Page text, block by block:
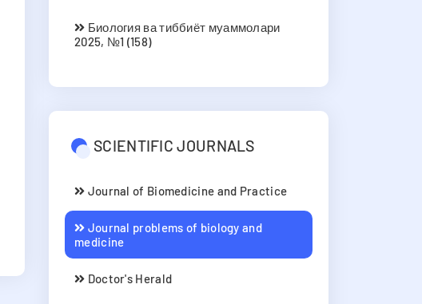
Биология ва тиббиёт муаммолари
2025, №1 (158)
SCIENTIFIC JOURNALS
Journal of Biomedicine and Practice
Journal problems of biology and
medicine
Doctor's Herald